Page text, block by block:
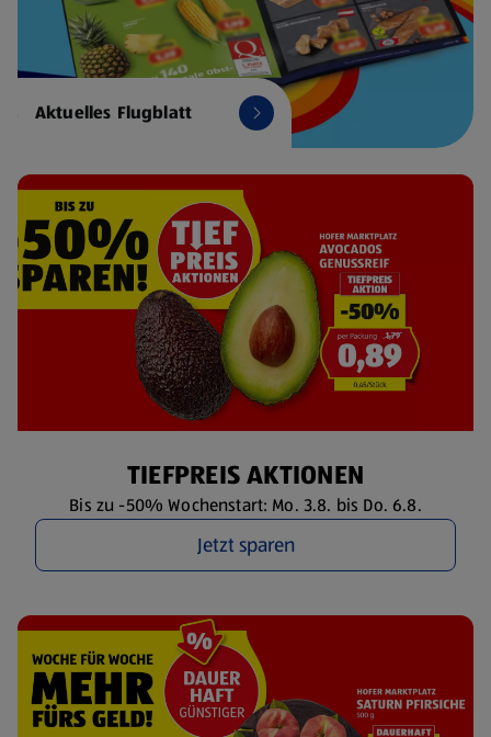
Aktuelles Flugblatt
TIEFPREIS AKTIONEN
Bis zu -50% Wochenstart: Mo. 3.8. bis Do. 6.8.
Jetzt sparen